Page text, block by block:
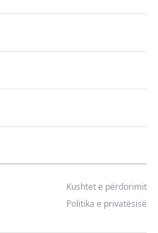
Kushtet e përdorimit
Politika e privatësisë